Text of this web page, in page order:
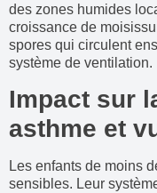
des zones humides
croissance de
spores qui circulent
système de ventilation.
Impact sur
asthme et
Les enfants de moins
sensibles. Leur